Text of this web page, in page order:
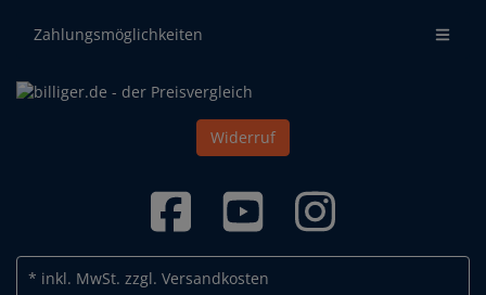
Zahlungsmöglichkeiten
Widerruf
* inkl. MwSt. zzgl. Versandkosten